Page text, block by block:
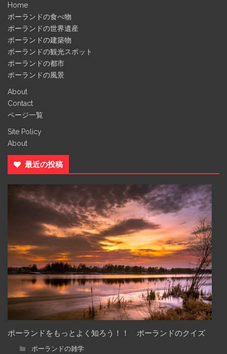
Home
ポーランドの食べ物
ポーランドの世界遺産
ポーランドの建築物
ポーランドの観光スポット
ポーランドの都市
ポーランドの風景
About
Contact
ページ一覧
Site Policy
About
最近の投稿
ポーランドをもっとよく知ろう！！ ポーランドのクイズ
ポーランドの雑学